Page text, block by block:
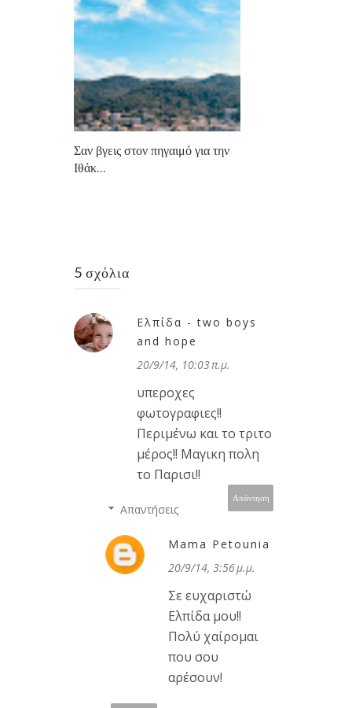
Σαν βγεις στον πηγαιμό για την
Ιθάκ...
5 σχόλια
Ελπίδα - two boys
and hope
20/9/14, 10:03 π.μ.
υπεροχες
φωτογραφιες!!
Περιμένω και το τριτο
μέρος!! Μαγικη πολη
το Παρισι!!
Απάντηση
Απαντήσεις
Mama Petounia
20/9/14, 3:56 μ.μ.
Σε ευχαριστώ
Ελπίδα μου!!
Πολύ χαίρομαι
που σου
αρέσουν!